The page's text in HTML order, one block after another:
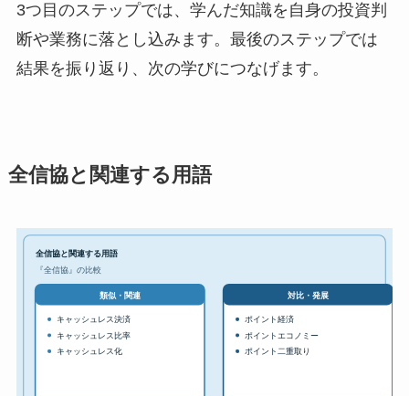
3つ目のステップでは、学んだ知識を自身の投資判
断や業務に落とし込みます。最後のステップでは
結果を振り返り、次の学びにつなげます。
全信協と関連する用語
全信協と関連する用語
『全信協』の比較
類似・関連
キャッシュレス決済
キャッシュレス比率
キャッシュレス化
対比・発展
ポイント経済
ポイントエコノミー
ポイント二重取り